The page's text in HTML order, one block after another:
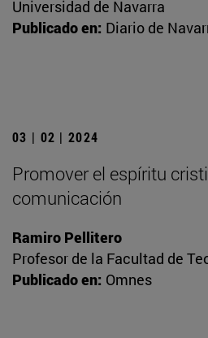
Universidad de Navarra
Publicado en: Diario de
03 | 02 | 2024
Promover el espíritu
comunicación
Ramiro Pellitero
Profesor de la Facultad de
Publicado en: Omnes